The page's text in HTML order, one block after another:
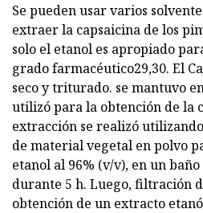
Se pueden usar varios
extraer la capsaicina de los
solo el etanol es apropiado
grado farmacéutico29,30. El
seco y triturado. se mantuvo
utilizó para la obtención de la
extracción se realizó
de material vegetal en polvo
etanol al 96% (v/v), en un baño
durante 5 h. Luego, filtración
obtención de un extracto